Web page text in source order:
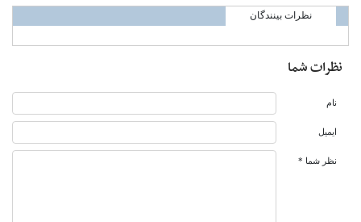
نظرات بینندگان
نظرات شما
نام
ایمیل
نظر شما *